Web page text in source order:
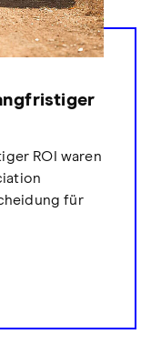
ROI waren
für